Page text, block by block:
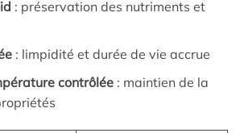
: préservation des nutriments et
: limpidité et durée de vie accrue
contrôlée: maintien de la